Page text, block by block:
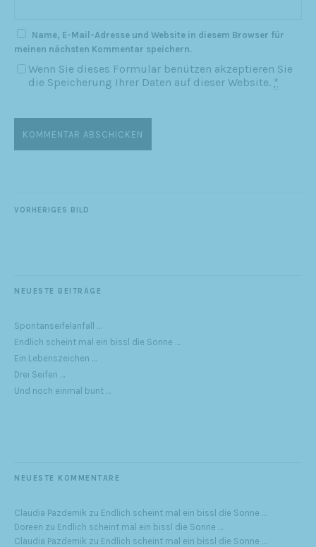
Name, E-Mail-Adresse und Website in diesem Browser für
meinen nächsten Kommentar speichern.
Wenn Sie dieses Formular benützen akzeptieren Sie
die Speicherung Ihrer Daten auf dieser Website. *
VORHERIGES BILD
NEUESTE BEITRÄGE
Spontanseifelanfall …
Endlich scheint mal ein bissl die Sonne …
Ein Lebenszeichen …
Drei Seifen …
Und noch einmal bunt …
NEUESTE KOMMENTARE
Claudia Pazdernik zu Endlich scheint mal ein bissl die Sonne …
Doreen zu Endlich scheint mal ein bissl die Sonne …
Claudia Pazdernik zu Endlich scheint mal ein bissl die Sonne …